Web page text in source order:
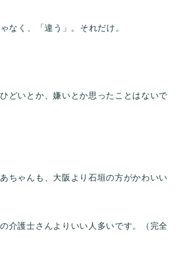
なく、「違う」。それだけ。
どいとか、嫌いとか思ったことはないで
ちゃんも、大阪より石垣の方がかわいい
介護士さんよりいい人多いです。（完全